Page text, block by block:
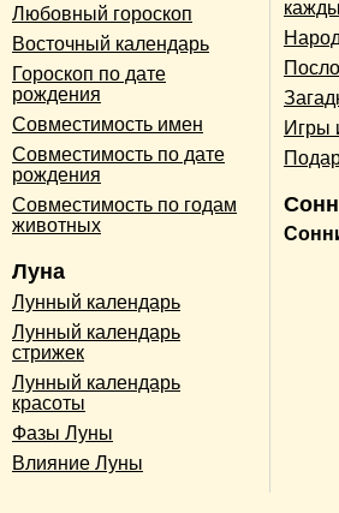
Любовный гороскоп
Восточный календарь
Гороскоп по дате
рождения
Совместимость имен
Совместимость по дате
рождения
Совместимость по годам
животных
Луна
Лунный календарь
Лунный календарь
стрижек
Лунный календарь
красоты
Фазы Луны
Влияние Луны
Игры